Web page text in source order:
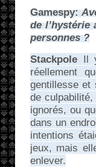
Gamespy:
de l’hystérie
personnes ?
Stackpole Il
réellement
gentillesse et
de
ignorés, ou
dans un
intentions
jeux, mais
enlever.